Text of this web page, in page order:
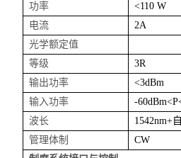
功率
<110 W
电流
2A
光学额定值
等级
3R
输出功率
<3dBm
输入功率
-
波长
1542nm+
管理体制
CW